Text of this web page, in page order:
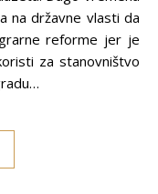
na državne vlasti da
reforme jer je
za stanovništvo